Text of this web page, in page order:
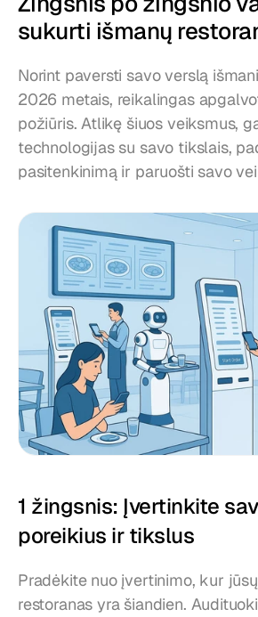
sukurti išmanų
Norint paversti savo verslą
2026 metais, reikalingas
požiūris. Atlikę šiuos veiksmus,
technologijas su savo tikslais,
pasitenkinimą ir paruošti savo
1 žingsnis: Įvertinkite
poreikius ir tikslus
Pradėkite nuo įvertinimo, kur
restoranas yra šiandien.